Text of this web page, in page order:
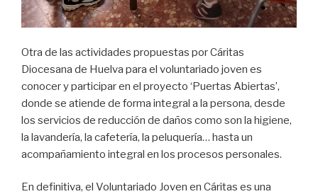
Otra de las actividades propuestas por Cáritas
Diocesana de Huelva para el voluntariado joven es
conocer y participar en el proyecto ‘Puertas Abiertas’,
donde se atiende de forma integral a la persona, desde
los servicios de reducción de daños como son la higiene,
la lavandería, la cafetería, la peluquería… hasta un
acompañamiento integral en los procesos personales.
En definitiva, el Voluntariado Joven en Cáritas es una